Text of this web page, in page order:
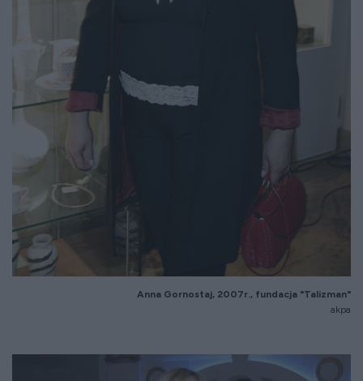
Anna Gornostaj, 2007r., fundacja "Talizman"
akpa